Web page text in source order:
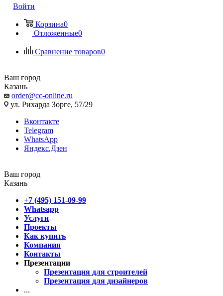
Войти
Корзина0
Отложенные0
Сравнение товаров0
Ваш город
Казань
order@cc-online.ru
ул. Рихарда Зорге, 57/29
Вконтакте
Telegram
WhatsApp
Яндекс.Дзен
Ваш город
Казань
+7 (495) 151-09-99
Whatsapp
Услуги
Проекты
Как купить
Компания
Контакты
Презентации
Презентация для строителей
Презентация для дизайнеров
...